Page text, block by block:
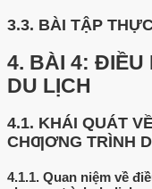
3.3. BÀI TẬP
4. BÀI 4: ĐIỀU
DU LỊCH
4.1. KHÁI QUÁT
CHƢƠNG TRÌNH
4.1.1. Quan niệm về